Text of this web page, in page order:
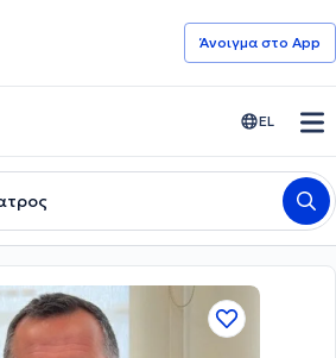
Άνοιγμα στο App
EL